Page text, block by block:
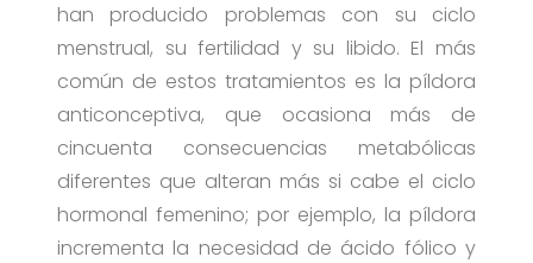
han producido problemas con su ciclo
menstrual, su fertilidad y su libido. El más
común de estos tratamientos es la píldora
anticonceptiva, que ocasiona más de
cincuenta consecuencias metabólicas
diferentes que alteran más si cabe el ciclo
hormonal femenino; por ejemplo, la píldora
incrementa la necesidad de ácido fólico y